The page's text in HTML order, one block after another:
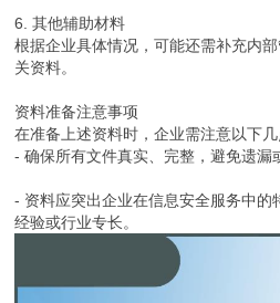
6. 其他辅助材料
根据企业具体情况，可能还需补充内
关资料。
资料准备注意事项
在准备上述资料时，企业需注意以下几
- 确保所有文件真实、完整，避免遗漏
- 资料应突出企业在信息安全服务中的
经验或行业专长。